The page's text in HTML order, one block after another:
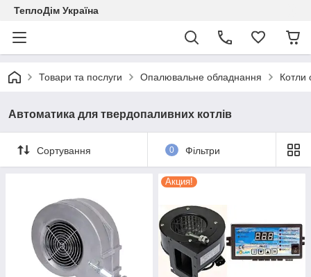
ТеплоДім Україна
Товари та послуги Опалювальне обладнання Котли
Автоматика для твердопаливних котлів
Сортування 0 Фільтри
Акция!